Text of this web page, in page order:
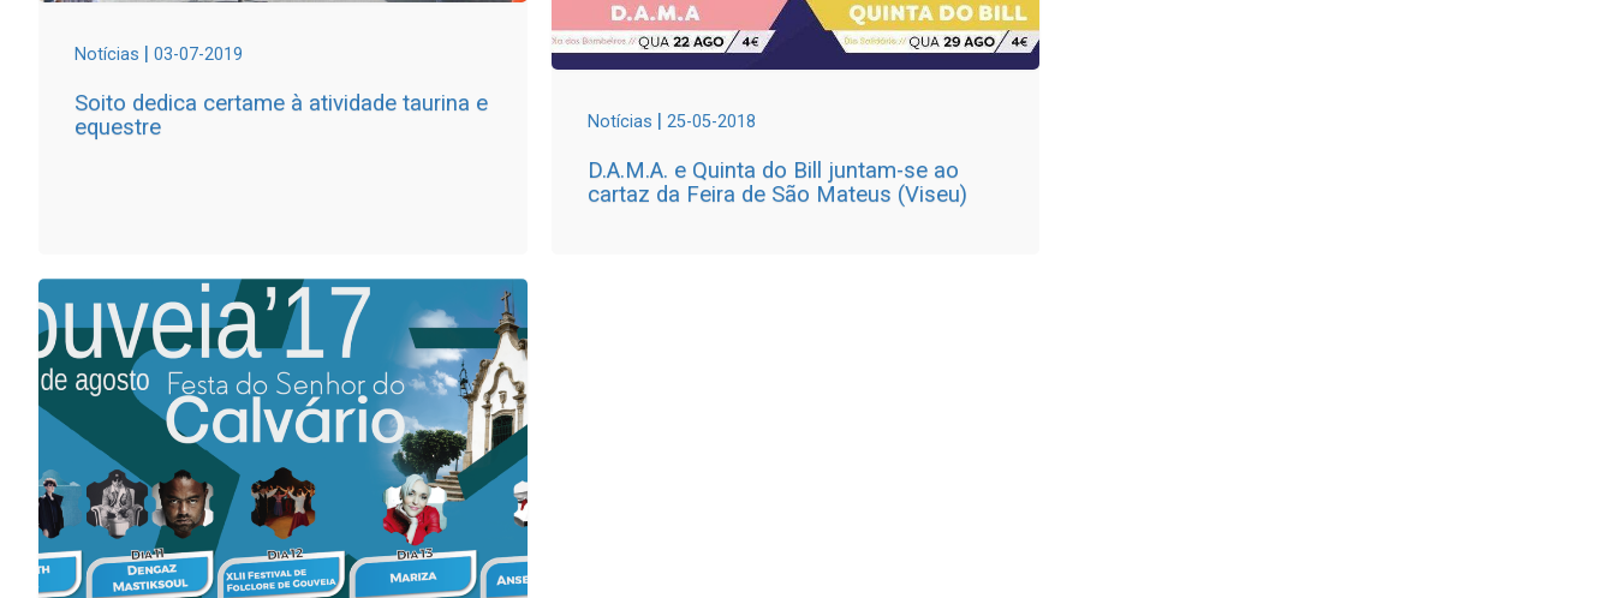
Notícias | 03-07-2019
Soito dedica certame à atividade taurina e
equestre
Notícias | 25-05-2018
D.A.M.A. e Quinta do Bill juntam-se ao
cartaz da Feira de São Mateus (Viseu)